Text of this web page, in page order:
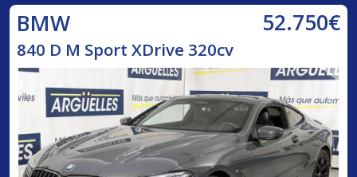
BMW 52.750€
840 D M Sport XDrive 320cv